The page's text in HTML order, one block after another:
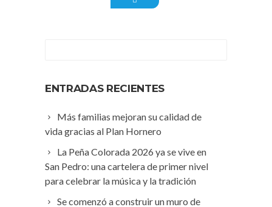
ENTRADAS RECIENTES
Más familias mejoran su calidad de
vida gracias al Plan Hornero
La Peña Colorada 2026 ya se vive en
San Pedro: una cartelera de primer nivel
para celebrar la música y la tradición
Se comenzó a construir un muro de